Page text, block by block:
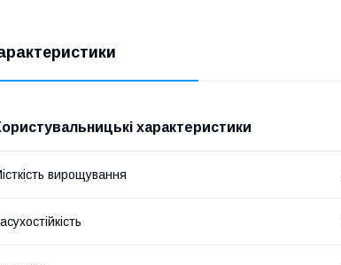
характеристики
вирощування